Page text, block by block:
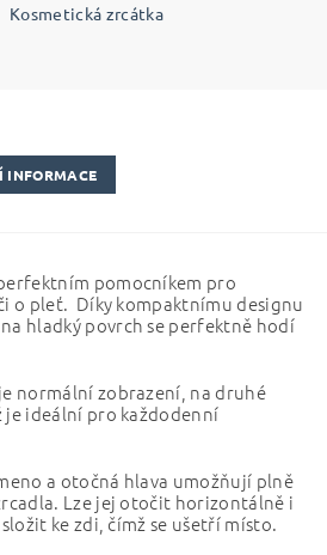
Kosmetická zrcátka
INFORMACE
pomocníkem pro
o pleť. Díky kompaktnímu designu
hladký povrch se perfektně hodí
normální zobrazení, na druhé
je ideální pro každodenní
a otočná hlava umožňují plně
Lze jej otočit horizontálně i
ke zdi, čímž se ušetří místo.